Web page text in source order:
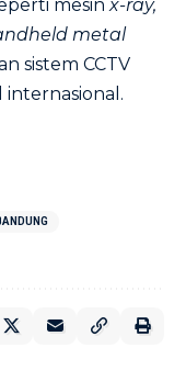
mesin x-ray,
metal
sistem CCTV
internasional.